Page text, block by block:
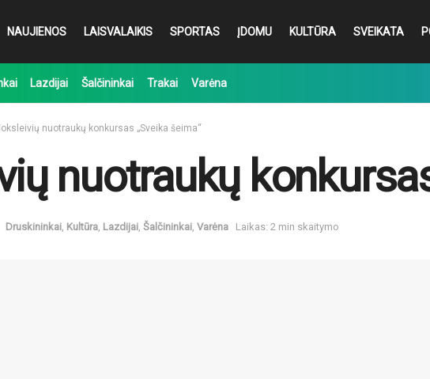
NAUJIENOS LAISVALAIKIS SPORTAS ĮDOMU KULTŪRA SVEIKATA
Lazdijai Šalčininkai Trakai Varėna
nuotraukų konkursas „Sveika šeima“
nuotraukų
Druskininkai, Kultūra, Lazdijai, Šalčininkai, Varėna Laikas: 2 min skaitymo